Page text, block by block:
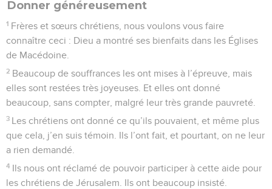
Donner généreusement
1 Frères et sœurs chrétiens, nous voulons vous faire
connaître ceci : Dieu a montré ses bienfaits dans les Églises
de Macédoine.
2 Beaucoup de souffrances les ont mises à l’épreuve, mais
elles sont restées très joyeuses. Et elles ont donné
beaucoup, sans compter, malgré leur très grande pauvreté.
3 Les chrétiens ont donné ce qu’ils pouvaient, et même plus
que cela, j’en suis témoin. Ils l’ont fait, et pourtant, on ne leur
a rien demandé.
4 Ils nous ont réclamé de pouvoir participer à cette aide pour
les chrétiens de Jérusalem. Ils ont beaucoup insisté.